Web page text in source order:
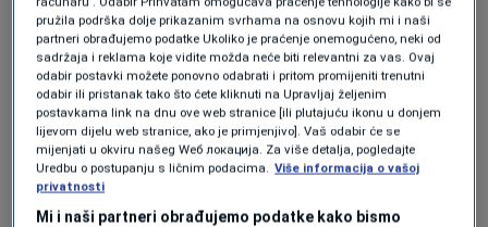
Ministarstva sigurnosti BiH da u budućim
situacijama ispita mogućnost angažmana istih
ili sličnih letjelica na gašenju požara i pomoći
civilnim organima na teritoriji Bosne i
Hercegovine.
Također, od Ministarstva sigurnosti BiH se traži
pružila podrška dolje prikazanim svrhama na osnovu kojih mi i naši
partneri obrađujemo podatke Ukoliko je praćenje onemogućeno, neki od
sadržaja i reklama koje vidite možda neće biti relevantni za vas. Ovaj
odabir postavki možete ponovno odabrati i pritom promijeniti trenutni
odabir ili pristanak tako što ćete kliknuti na Upravljaj željenim
postavkama link na dnu ove web stranice [ili plutajuću ikonu u donjem
lijevom dijelu web stranice, ako je primjenjivo]. Vaš odabir će se
mijenjati u okviru našeg Wеб локација. Za više detalja, pogledajte
Uredbu o postupanju s ličnim podacima. Više informacija o vašoj
privatnosti
Mi i naši partneri obrađujemo podatke kako bismo